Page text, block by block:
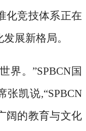
化竞技体系正在
展新格局。
界。”SPBCN国
凯说,“SPBCN
阔的教育与文化